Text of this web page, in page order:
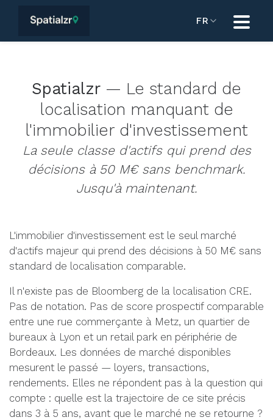
FR
Spatialzr — Le standard de
localisation manquant de
l'immobilier d'investissement
La seule classe d'actifs qui prend des
décisions à 50 M€ sans benchmark.
Jusqu'à maintenant.
L'immobilier d'investissement est le seul marché
d'actifs majeur qui prend des décisions à 50 M€ sans
standard de localisation comparable.
Il n'existe pas de Bloomberg de la localisation CRE.
Pas de notation. Pas de score prospectif comparable
entre une rue commerçante à Metz, un quartier de
bureaux à Lyon et un retail park en périphérie de
Bordeaux. Les données de marché disponibles
mesurent le passé — loyers, transactions,
rendements. Elles ne répondent pas à la question qui
compte : quelle est la trajectoire de ce site précis
dans 3 à 5 ans, avant que le marché ne se retourne ?